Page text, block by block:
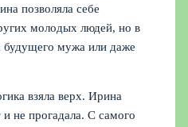
позволяла себе
молодых людей, но в
будущего мужа или даже
взяла верх. Ирина
и не прогадала. С самого